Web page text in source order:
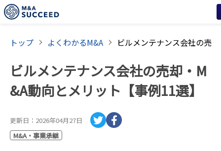
トップ よくわかるM&A
ビルメンテナンス会社の売却・M
&A動向とメリット【事例11選】
更新日： 2026年04月27日
M&A・事業承継